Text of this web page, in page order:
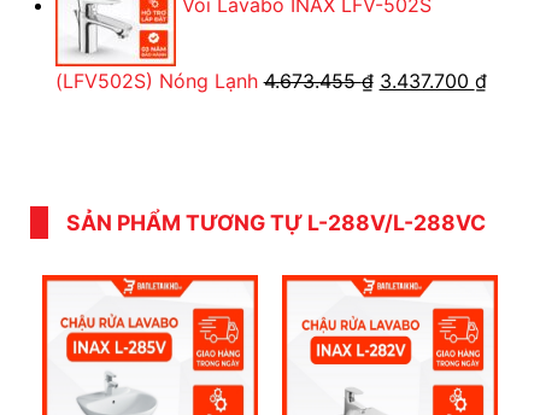
7.910.000 ₫.là:
(LFV502S) Nóng Lạnh 4.673.455₫ Giá
3.437.700 ₫Giá
SẢN PHẨM TƯƠNG TỰ L-288V/L-288VC